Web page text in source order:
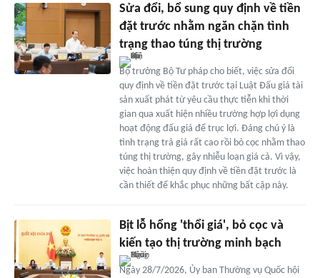
Sửa đổi, bổ sung quy định về tiền
đặt trước nhằm ngăn chặn tình
trạng thao túng thị trường
Bộ trưởng Bộ Tư pháp cho biết, việc sửa đổi
quy định về tiền đặt trước tại Luật Đấu giá tài
sản xuất phát từ yêu cầu thực tiễn khi thời
gian qua xuất hiện nhiều trường hợp lợi dụng
hoạt động đấu giá để trục lợi. Đáng chú ý là
tình trạng trả giá rất cao rồi bỏ cọc nhằm thao
túng thị trường, gây nhiễu loạn giá cả. Vì vậy,
việc hoàn thiện quy định về tiền đặt trước là
cần thiết để khắc phục những bất cập này.
Bịt lỗ hổng 'thổi giá', bỏ cọc và
kiến tạo thị trường minh bạch
Ngày 28/7/2026, Ủy ban Thường vụ Quốc hội